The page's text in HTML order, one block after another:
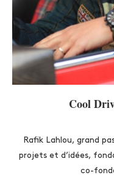
Cool
Rafik Lahlou, grand
projets et d’idées,
co-